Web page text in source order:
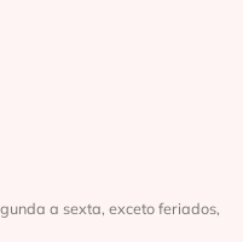
a sexta, exceto feriados,